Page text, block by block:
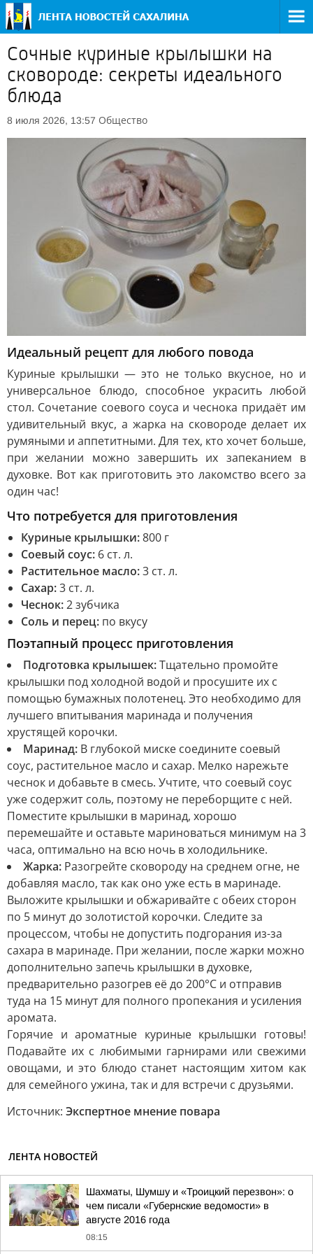
Сочные куриные крылышки на
сковороде: секреты идеального
блюда
8 июля 2026, 13:57 Общество
Идеальный рецепт для любого повода
Куриные крылышки — это не только вкусное, но и
универсальное блюдо, способное украсить любой
стол. Сочетание соевого соуса и чеснока придаёт им
удивительный вкус, а жарка на сковороде делает их
румяными и аппетитными. Для тех, кто хочет больше,
при желании можно завершить их запеканием в
духовке. Вот как приготовить это лакомство всего за
один час!
Что потребуется для приготовления
Куриные крылышки:800 г
Соевый соус: 6 ст. л.
Растительное масло:3 ст. л.
Сахар:3 ст. л.
Чеснок:2 зубчика
Соль и перец: по вкусу
Поэтапный процесс приготовления
Подготовка крылышек:Тщательно промойте
крылышки под холодной водой и просушите их с
помощью бумажных полотенец. Это необходимо для
лучшего впитывания маринада и получения
хрустящей корочки.
Маринад: В глубокой миске соедините соевый
соус, растительное масло и сахар. Мелко нарежьте
чеснок и добавьте в смесь. Учтите, что соевый соус
уже содержит соль, поэтому не переборщите с ней.
Поместите крылышки в маринад, хорошо
перемешайте и оставьте мариноваться минимум на 3
часа, оптимально на всю ночь в холодильнике.
Жарка: Разогрейте сковороду на среднем огне, не
добавляя масло, так как оно уже есть в маринаде.
Выложите крылышки и обжаривайте с обеих сторон
по 5 минут до золотистой корочки. Следите за
процессом, чтобы не допустить подгорания из-за
сахара в маринаде. При желании, после жарки можно
дополнительно запечь крылышки в духовке,
предварительно разогрев её до 200°C и отправив
туда на 15 минут для полного пропекания и усиления
аромата.
Горячие и ароматные куриные крылышки готовы!
Подавайте их с любимыми гарнирами или свежими
овощами, и это блюдо станет настоящим хитом как
для семейного ужина, так и для встречи с друзьями.
Источник: Экспертное мнение повара
ЛЕНТА НОВОСТЕЙ
Шахматы, Шумшу и «Троицкий перезвон»: о
чем писали «Губернские ведомости» в
августе 2016 года
08:15